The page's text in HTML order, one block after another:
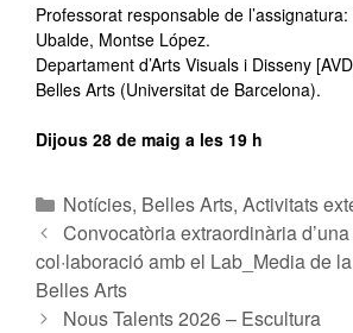
Professorat responsable de
Ubalde, Montse López.
Departament d’Arts Visuals i Disseny
Belles Arts (Universitat de Barcelona).
Dijous 28 de maig a les 19 h
Notícies, Belles Arts, Activitats
Convocatòria extraordinària
col·laboració amb el Lab_Media de
Belles Arts
Nous Talents 2026 – Escultura